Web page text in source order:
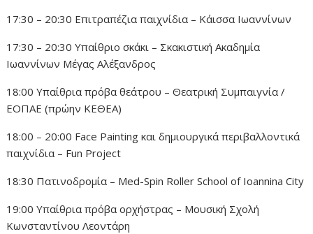
17:30 – 20:30 Επιτραπέζια παιχνίδια – Κάισσα Ιωαννίνων
17:30 – 20:30 Υπαίθριο σκάκι – Σκακιστική Ακαδημία
Ιωαννίνων Μέγας Αλέξανδρος
18:00 Υπαίθρια πρόβα θεάτρου – Θεατρική Συμπαιγνία /
ΕΟΠΑΕ (πρώην ΚΕΘΕΑ)
18:00 – 20:00 Face Painting και δημιουργικά περιβαλλοντικά
παιχνίδια – Fun Project
18:30 Πατινοδρομία – Med-Spin Roller School of Ioannina City
19:00 Υπαίθρια πρόβα ορχήστρας – Μουσική Σχολή
Κωνσταντίνου Λεοντάρη